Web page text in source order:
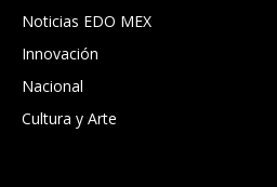
Noticias EDO MEX
Innovación
Nacional
Cultura y Arte